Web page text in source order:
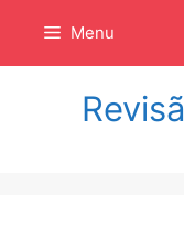
isi
Menu